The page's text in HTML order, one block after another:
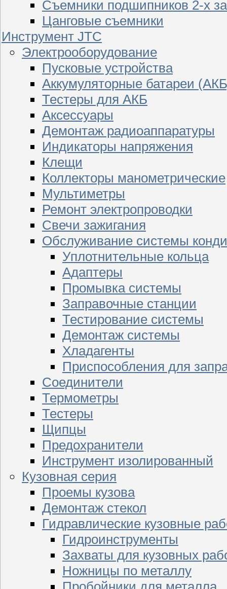
Съемники подшипников 2-х
Цанговые съемники
Инструмент JTC
Электрооборудование
Пусковые устройства
Аккумуляторные батареи
Тестеры для АКБ
Аксессуары
Демонтаж радиоаппаратуры
Индикаторы напряжения
Клещи
Коллекторы манометрические
Мультиметры
Ремонт электропроводки
Свечи зажигания
Обслуживание системы
Уплотнительные кольца
Адаптеры
Промывка системы
Заправочные станции
Тестирование системы
Демонтаж системы
Хладагенты
Приспособления для
Соединители
Термометры
Тестеры
Щипцы
Предохранители
Инструмент изолированный
Кузовная серия
Проемы кузова
Демонтаж стекол
Гидравлические кузовные
Гидроинструменты
Захваты для кузовных
Ножницы по металлу